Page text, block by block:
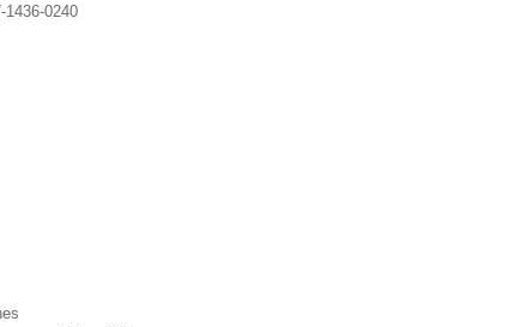
1436-0240